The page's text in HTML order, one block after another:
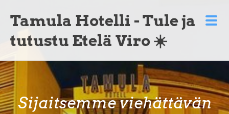
Tamula Hotelli - Tule ja
tutustu Etelä Viro ☀️
Sijaitsemme viehättävän